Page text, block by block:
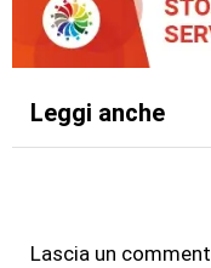
Leggi anche
Lascia un